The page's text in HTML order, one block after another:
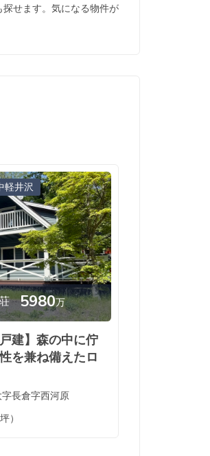
せます。気になる物件が
軽井沢
5980万
建】森の中に佇
を兼ね備えたロ
長倉字西河原
）